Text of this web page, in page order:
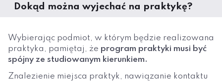
Dokąd można wyjechać na praktykę?
Wybierając podmiot, w którym będzie realizowana
praktyka, pamiętaj, że program praktyki musi być
spójny ze studiowanym kierunkiem.
Znalezienie miejsca praktyk, nawiązanie kontaktu